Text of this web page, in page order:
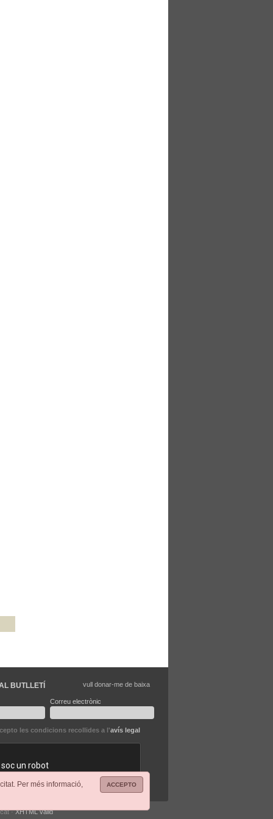
ACCEPTO
Per més informació,
BUTLLETÍ
Correu electrònic
les condicions recollides a l'avís legal
vull donar-me de baixa
·XHTML vàlid